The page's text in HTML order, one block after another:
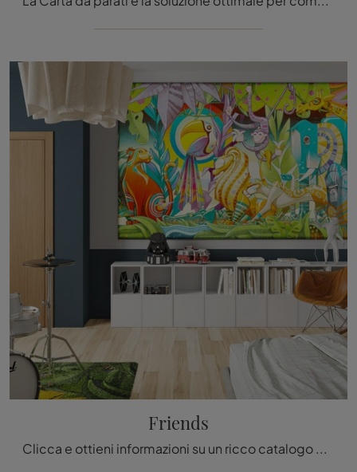
Friends
Clicca e ottieni informazioni su un ricco catalogo di Carta da parati vinilica moderna: il modello Friends di Inkiostro Bianco ti sta aspettando!